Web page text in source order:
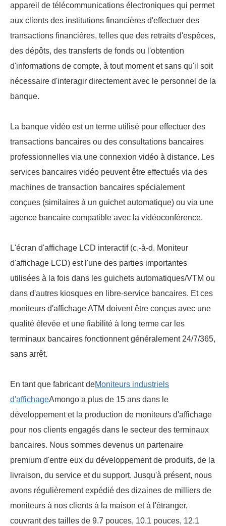
appareil de télécommunications électroniques qui permet
aux clients des institutions financières d'effectuer des
transactions financières, telles que des retraits d'espèces,
des dépôts, des transferts de fonds ou l'obtention
d'informations de compte, à tout moment et sans qu'il soit
nécessaire d'interagir directement avec le personnel de la
banque.
La banque vidéo est un terme utilisé pour effectuer des
transactions bancaires ou des consultations bancaires
professionnelles via une connexion vidéo à distance. Les
services bancaires vidéo peuvent être effectués via des
machines de transaction bancaires spécialement
conçues (similaires à un guichet automatique) ou via une
agence bancaire compatible avec la vidéoconférence.
L'écran d'affichage LCD interactif (c.-à-d. Moniteur
d'affichage LCD) est l'une des parties importantes
utilisées à la fois dans les guichets automatiques/VTM ou
dans d'autres kiosques en libre-service bancaires. Et ces
moniteurs d'affichage ATM doivent être conçus avec une
qualité élevée et une fiabilité à long terme car les
terminaux bancaires fonctionnent généralement 24/7/365,
sans arrêt.
En tant que fabricant deMoniteurs industriels
d'affichageAmongo a plus de 15 ans dans le
développement et la production de moniteurs d'affichage
pour nos clients engagés dans le secteur des terminaux
bancaires. Nous sommes devenus un partenaire
premium d'entre eux du développement de produits, de la
livraison, du service et du support. Jusqu'à présent, nous
avons régulièrement expédié des dizaines de milliers de
moniteurs à nos clients à la maison et à l'étranger,
couvrant des tailles de 9.7 pouces, 10.1 pouces, 12.1